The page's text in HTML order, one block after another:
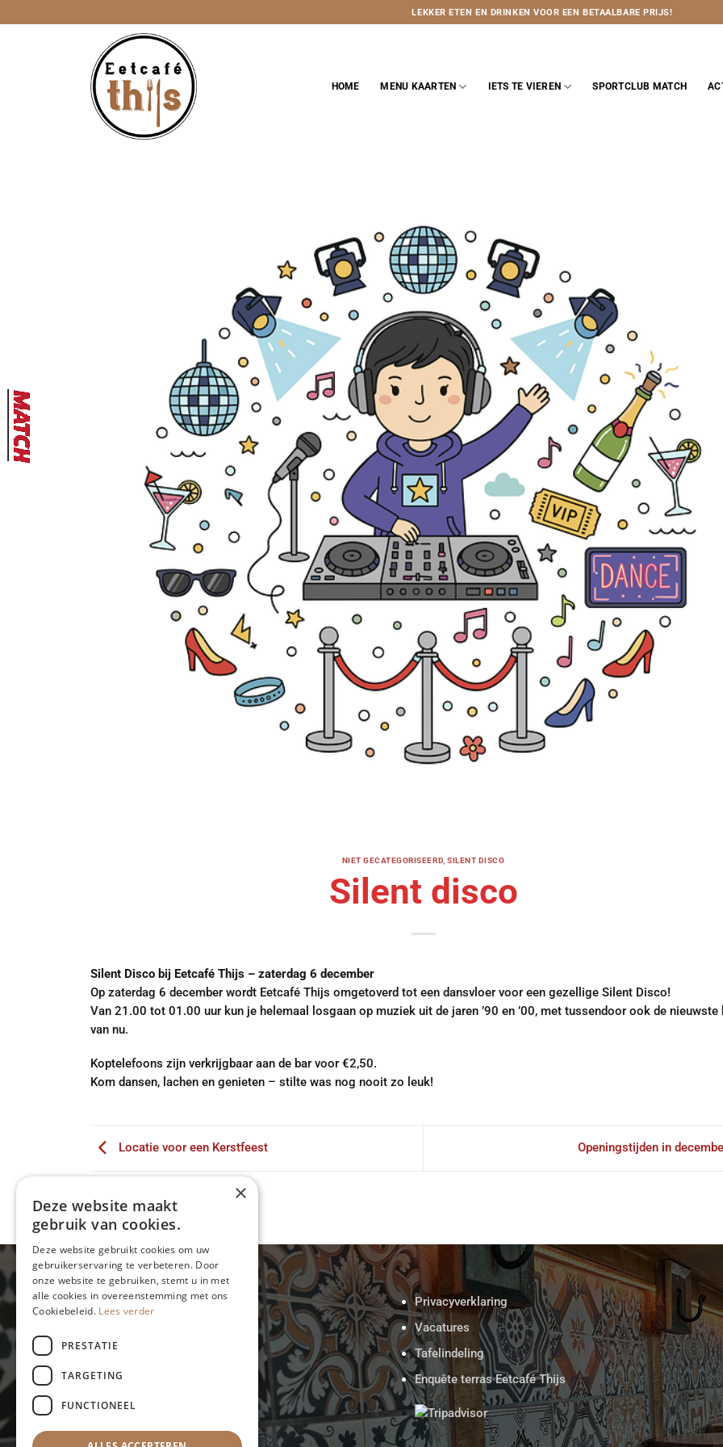
naar
LEKKER ETEN EN DRINKEN VOOR EEN BETAALBARE PRIJS!
HOME MENU KAARTEN IETS TE VIEREN SPORTCLUB MATCH
NIET GECATEGORISEERD,SILENT DISCO
Silent disco
Silent Disco bij Eetcafé Thijs – zaterdag 6 december
Op zaterdag 6 december wordt Eetcafé Thijs omgetoverd tot een dansvloer voor een gezellige Silent Disco!
Van 21.00 tot 01.00 uur kun je helemaal losgaan op muziek uit de jaren ’90 en ’00, met tussendoor ook de nieuwste
van nu.
Koptelefoons zijn verkrijgbaar aan de bar voor €2,50.
Kom dansen, lachen en genieten – stilte was nog nooit zo leuk!
Locatie voor een Kerstfeest Openingstijden in
Gegevens:
1066 PZ Amsterdam
020 669 58 80
Privacyverklaring
Vacatures
Tafelindeling
Enquête terras Eetcafé Thijs
×
Deze website maakt
gebruik van cookies.
Deze website gebruikt cookies om uw
gebruikerservaring te verbeteren. Door
onze website te gebruiken, stemt u in met
alle cookies in overeenstemming met ons
Cookiebeleid. Lees verder
PRESTATIE
TARGETING
FUNCTIONEEL